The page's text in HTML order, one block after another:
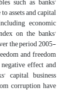
assets and capital
economic
on the banks'
the period 2005-
and freedom
effect and
capital, business
corruption have